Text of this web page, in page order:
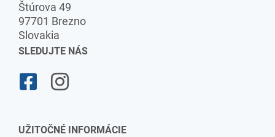
Štúrova 49
97701 Brezno
Slovakia
SLEDUJTE NÁS
UŽITOČNÉ INFORMÁCIE